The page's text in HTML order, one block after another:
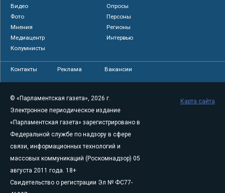
Видео
Опросы
Фото
Персоны
Мнения
Регионы
Медиацентр
Интервью
Колумнисты
Контакты Реклама Вакансии
© «Парламентская газета», 2026 г.
Электронное периодическое издание
«Парламентская газета» зарегистрировано в
Федеральной службе по надзору в сфере
связи, информационных технологий и
массовых коммуникаций (Роскомнадзор) 05
августа 2011 года. 18+
Свидетельство о регистрации Эл № ФС77-
Карта сайта